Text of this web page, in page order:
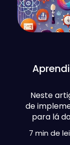
Neste
de
para lá
nas
7 min de